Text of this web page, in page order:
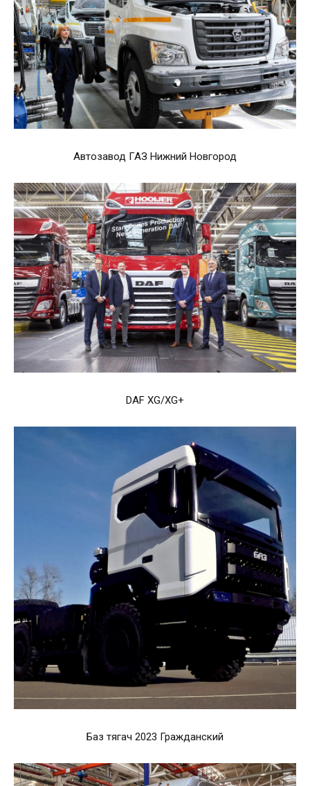
Автозавод ГАЗ Нижний Новгород
DAF XG/XG+
Баз тягач 2023 Гражданский